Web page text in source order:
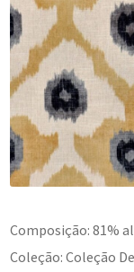
Composição: 81%
Coleção: Coleção